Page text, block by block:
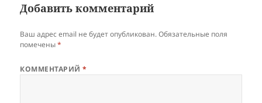
Добавить комментарий
Ваш адрес email не будет опубликован. Обязательные поля
помечены*
КОММЕНТАРИЙ*